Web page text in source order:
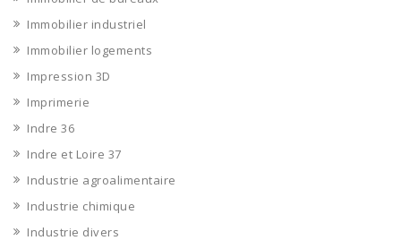
Immobilier industriel
Immobilier logements
Impression 3D
Imprimerie
Indre 36
Indre et Loire 37
Industrie agroalimentaire
Industrie chimique
Industrie divers